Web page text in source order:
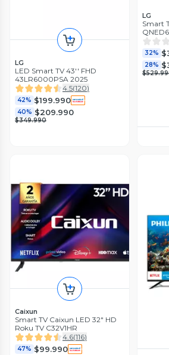
LG
LED Smart TV 43'' FHD
43LR6000PSA 2025
4.5(120)
42% $199.990
40% $209.990
$349.990
LG
Smart
32%
28%
Caixun
Smart TV Caixun LED 32" HD
Roku TV C32V1HR
4.6(116)
47% $99.990